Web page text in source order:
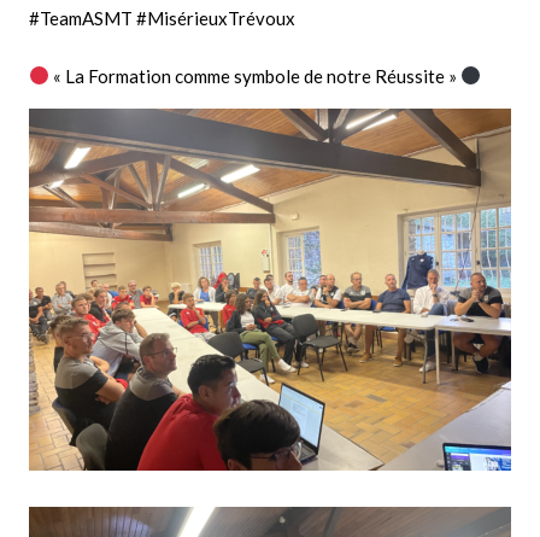
#TeamASMT #MisérieuxTrévoux
« La Formation comme symbole de notre Réussite »